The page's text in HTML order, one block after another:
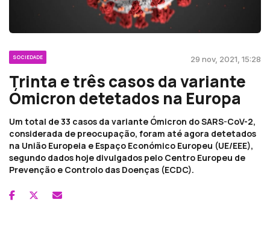
SOCIEDADE 29 nov, 2021, 15:28
Trinta e três casos da variante
Ómicron detetados na Europa
Um total de 33 casos da variante Ómicron do SARS-CoV-2,
considerada de preocupação, foram até agora detetados
na União Europeia e Espaço Económico Europeu (UE/EEE),
segundo dados hoje divulgados pelo Centro Europeu de
Prevenção e Controlo das Doenças (ECDC).